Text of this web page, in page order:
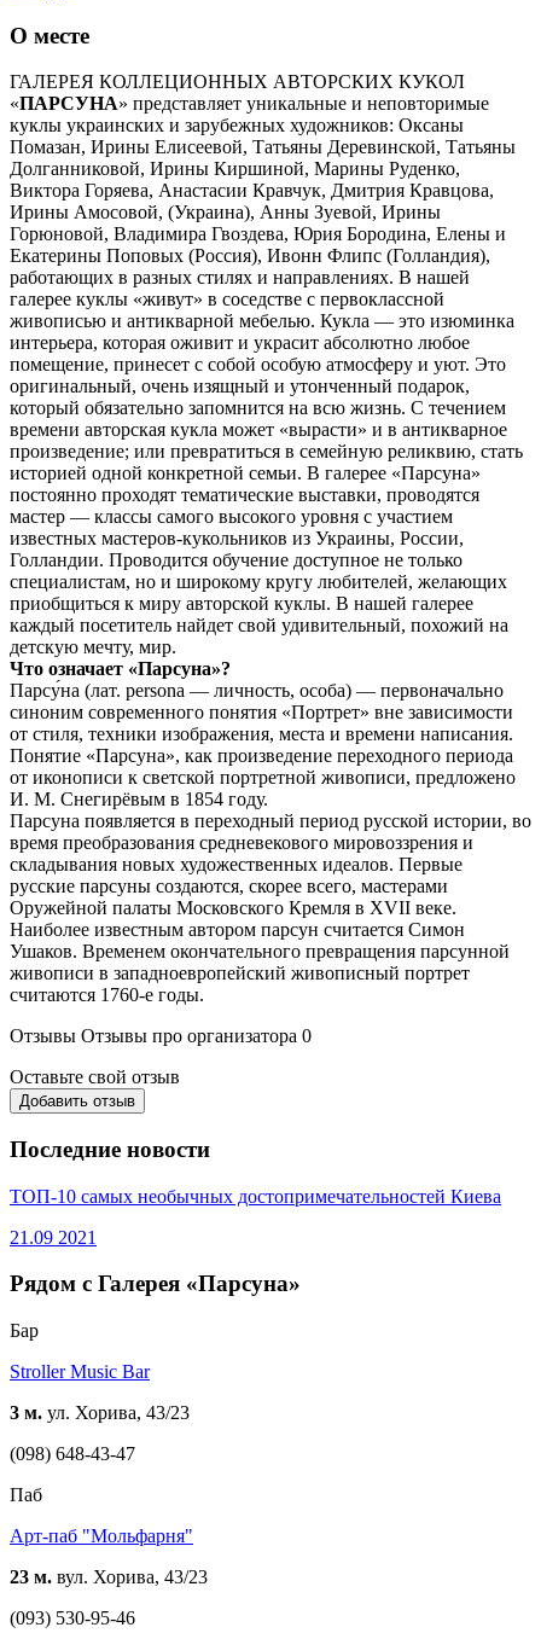
О месте
ГАЛЕРЕЯ КОЛЛЕЦИОННЫХ АВТОРСКИХ КУКОЛ
«ПАРСУНА» представляет уникальные и неповторимые
куклы украинских и зарубежных художников: Оксаны
Помазан, Ирины Елисеевой, Татьяны Деревинской, Татьяны
Долганниковой, Ирины Киршиной, Марины Руденко,
Виктора Горяева, Анастасии Кравчук, Дмитрия Кравцова,
Ирины Амосовой, (Украина), Анны Зуевой, Ирины
Горюновой, Владимира Гвоздева, Юрия Бородина, Елены и
Екатерины Поповых (Россия), Ивонн Флипс (Голландия),
работающих в разных стилях и направлениях. В нашей
галерее куклы «живут» в соседстве с первоклассной
живописью и антикварной мебелью. Кукла — это изюминка
интерьера, которая оживит и украсит абсолютно любое
помещение, принесет с собой особую атмосферу и уют. Это
оригинальный, очень изящный и утонченный подарок,
который обязательно запомнится на всю жизнь. С течением
времени авторская кукла может «вырасти» и в антикварное
произведение; или превратиться в семейную реликвию, стать
историей одной конкретной семьи. В галерее «Парсуна»
постоянно проходят тематические выставки, проводятся
мастер — классы самого высокого уровня с участием
известных мастеров-кукольников из Украины, России,
Голландии. Проводится обучение доступное не только
специалистам, но и широкому кругу любителей, желающих
приобщиться к миру авторской куклы. В нашей галерее
каждый посетитель найдет свой удивительный, похожий на
детскую мечту, мир.
Что означает «Парсуна»?
Парсу́на (лат. persona — личность, особа) — первоначально
синоним современного понятия «Портрет» вне зависимости
от стиля, техники изображения, места и времени написания.
Понятие «Парсуна», как произведение переходного периода
от иконописи к светской портретной живописи, предложено
И. М. Снегирёвым в 1854 году.
Парсуна появляется в переходный период русской истории, во
время преобразования средневекового мировоззрения и
складывания новых художественных идеалов. Первые
русские парсуны создаются, скорее всего, мастерами
Оружейной палаты Московского Кремля в XVII веке.
Наиболее известным автором парсун считается Симон
Ушаков. Временем окончательного превращения парсунной
живописи в западноевропейский живописный портрет
считаются 1760-е годы.
Отзывы Отзывы про организатора 0
Оставьте свой отзыв
Добавить отзыв
Последние новости
ТОП-10 самых необычных достопримечательностей Киева
21.09 2021
Рядом с Галерея «Парсуна»
Бар
Stroller Music Bar
3 м. ул. Хорива, 43/23
(098) 648-43-47
Паб
Арт-паб "Mольфарня"
23 м. вул. Хорива, 43/23
(093) 530-95-46